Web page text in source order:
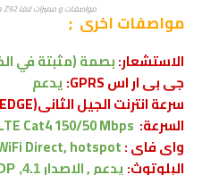
مواصفات و مميزات لافا Lava Z92
مواصفات اخرى ;
الاستشعار:بصمة (مثبتة في
جى بى ار اس GPRS:
يدعم
سرعة انترنت الجيل الثانى(EDGE):
السرعة: Cat4 150/50 Mbps
واى فاى :Direct, hotspot
البلوتوث:يدعم , الاصدار 4.1, A2DP